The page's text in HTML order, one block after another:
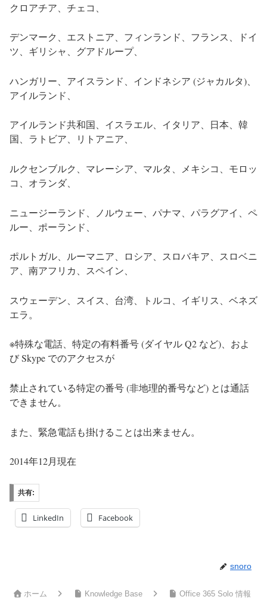
クロアチア、チェコ、
デンマーク、エストニア、フィンランド、フランス、ドイ
ツ、ギリシャ、グアドループ、
ハンガリー、アイスランド、インドネシア (ジャカルタ)、
アイルランド、
アイルランド共和国、イスラエル、イタリア、日本、韓
国、ラトビア、リトアニア、
ルクセンブルク、マレーシア、マルタ、メキシコ、モロッ
コ、オランダ、
ニュージーランド、ノルウェー、パナマ、パラグアイ、ペ
ルー、ポーランド、
ポルトガル、ルーマニア、ロシア、スロバキア、スロベニ
ア、南アフリカ、スペイン、
スウェーデン、スイス、台湾、トルコ、イギリス、ベネズ
エラ。
※特殊な電話、特定の有料番号 (ダイヤル Q2 など)、およ
び Skype でのアクセスが
禁止されている特定の番号 (非地理的番号など) とは通話
できません。
また、緊急電話も掛けることは出来ません。
2014年12月現在
共有:
LinkedIn Facebook
snoro
ホーム Knowledge Base Office 365 Solo 情報